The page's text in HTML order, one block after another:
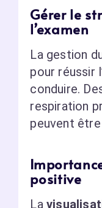
Gérer le
l’examen
La gestion
pour réussir
conduire.
respiration
peuvent
positive
La